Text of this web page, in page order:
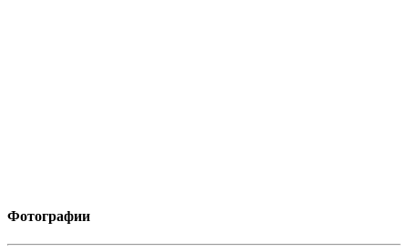
Фотографии